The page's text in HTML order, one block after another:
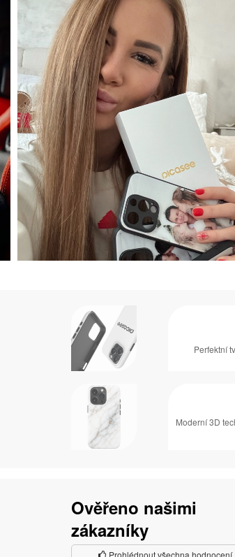
Perfektní
Moderní 3D
Ověřeno našimi
zákazníky
Prohlédnout všechna hodnocení